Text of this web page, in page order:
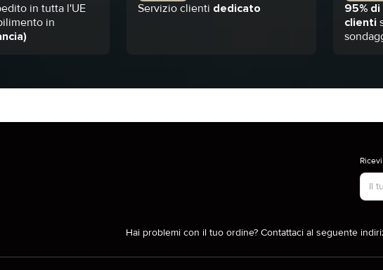
in tutta l'UE
in
Servizio clienti dedicato
95%
clienti
Hai problemi con il tuo ordine? Contattaci al seguente